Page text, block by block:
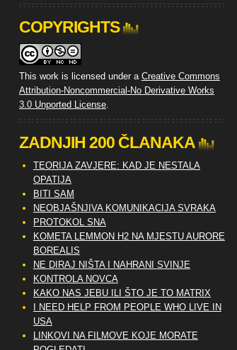
COPYRIGHTS
This work is licensed under a Creative Commons
Attribution-Noncommercial-No Derivative Works
3.0 Unported License.
ZADNJIH 200 ČLANAKA
TEORIJA ZAVJERE: KAD JE NESTALA
OPATIJA
BITI SAM
NEOBJAŠNJIVA KOMUNIKACIJA SVRAKA
PROTOKOL SNA
KOMETA LEMMON H2 NA MJESTU AURORE
BOREALIS
NE DIRAJ NIŠTA I NAHRANI SVINJE
KONTROLA NOVCA
KAKO NAS JEBU ILI ŠTO JE TO MATRIX
I NEED HELP FROM PEOPLE WHO LIVE IN
USA
LINKOVI NA FILMOVE KOJE MORATE